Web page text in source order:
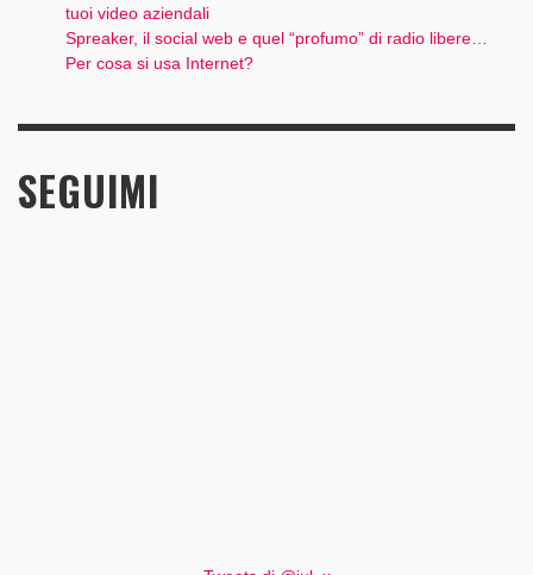
tuoi video aziendali
Spreaker, il social web e quel “profumo” di radio libere…
Per cosa si usa Internet?
SEGUIMI